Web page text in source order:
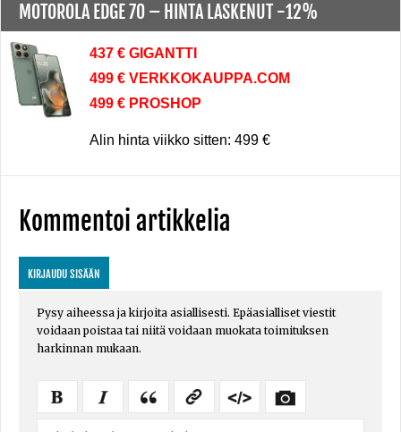
MOTOROLA EDGE 70 – HINTA LASKENUT -12%
437 € GIGANTTI
499 € VERKKOKAUPPA.COM
499 € PROSHOP
Alin hinta viikko sitten: 499 €
Kommentoi artikkelia
KIRJAUDU SISÄÄN
Pysy aiheessa ja kirjoita asiallisesti. Epäasialliset viestit
voidaan poistaa tai niitä voidaan muokata toimituksen
harkinnan mukaan.